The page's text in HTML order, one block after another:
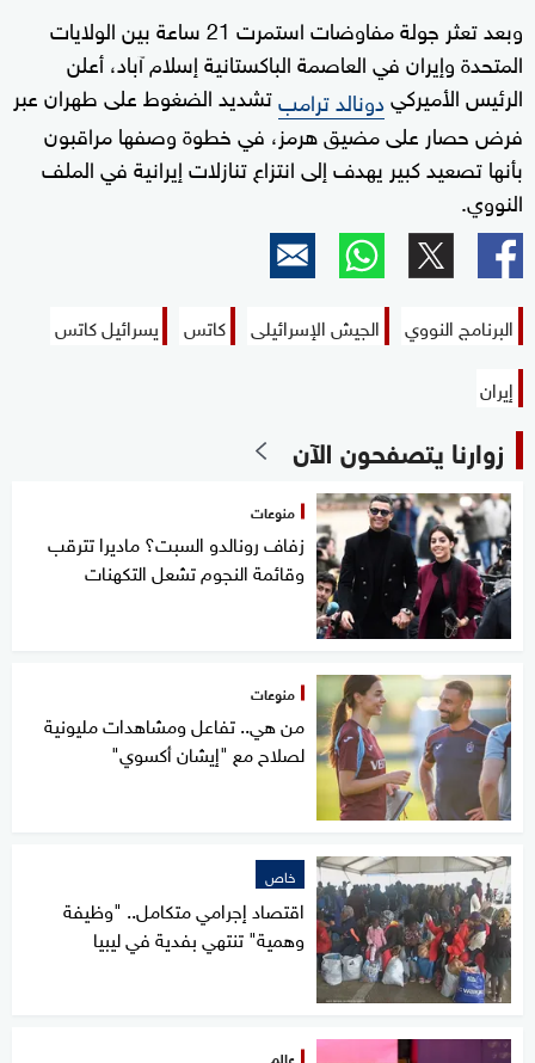
وبعد تعثر جولة مفاوضات استمرت 21 ساعة بين الولايات
المتحدة وإيران في العاصمة الباكستانية إسلام آباد، أعلن
الرئيس الأميركيدونالد ترامبتشديد الضغوط على طهران عبر
فرض حصار على مضيق هرمز، في خطوة وصفها مراقبون
بأنها تصعيد كبير يهدف إلى انتزاع تنازلات إيرانية في الملف
النووي.
البرنامج النووي الجيش الإسرائيلى كاتس
يسرائيل كاتس
إيران
زوارنا يتصفحون الآن
منوعات
زفاف رونالدو السبت؟ ماديرا تترقب
وقائمة النجوم تشعل التكهنات
منوعات
من هي.. تفاعل ومشاهدات مليونية
لصلاح مع "إيشان أكسوي"
خاص
اقتصاد إجرامي متكامل.. "وظيفة
وهمية" تنتهي بفدية في ليبيا
عالم